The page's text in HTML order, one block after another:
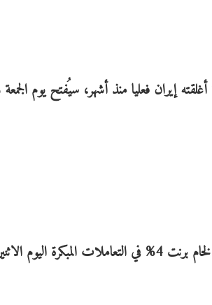
إيران فعليا منذ أشهر، سيُفتح يوم الجمعة
وتراجعت أسعار النفط عقب إعلان التوصل لاتفاق. وهبطت العقود الآجلة لخام برنت 4% في التعاملات